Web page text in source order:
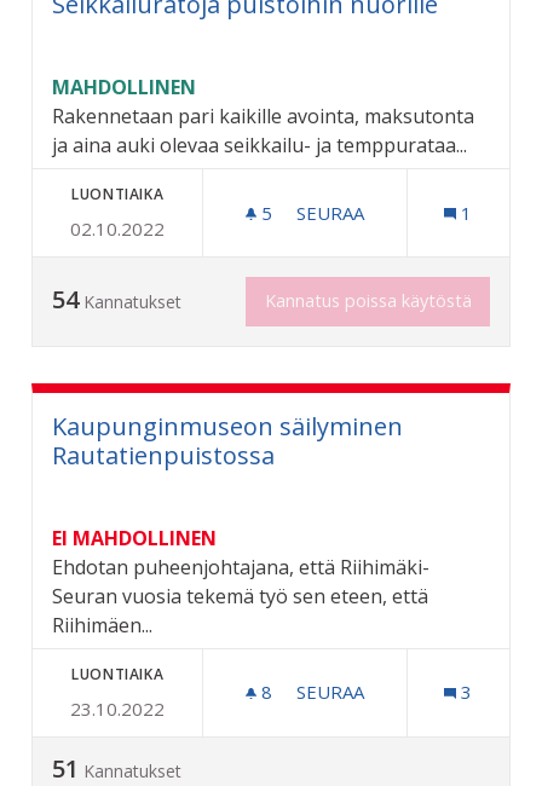
MAHDOLLINEN
Rakennetaan pari kaikille avointa, maksutonta
ja aina auki olevaa seikkailu- ja temppurataa...
LUONTIAIKA
02.10.2022
5 5 SEURAAJAA
SEURAA 1
54 Kannatukset Kannatus poissa käytöstä
Kaupunginmuseon säilyminen
Rautatienpuistossa
EI MAHDOLLINEN
Ehdotan puheenjohtajana, että Riihimäki-
Seuran vuosia tekemä työ sen eteen, että
Riihimäen...
LUONTIAIKA
23.10.2022
8 8 SEURAAJAA
SEURAA 3
51 Kannatukset